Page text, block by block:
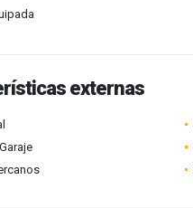
externas